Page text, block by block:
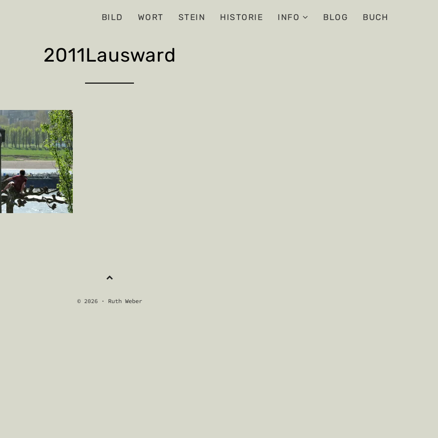
BILD WORT STEIN HISTORIE INFO BLOG BUCH
2011Lausward
© 2026 · Ruth Weber